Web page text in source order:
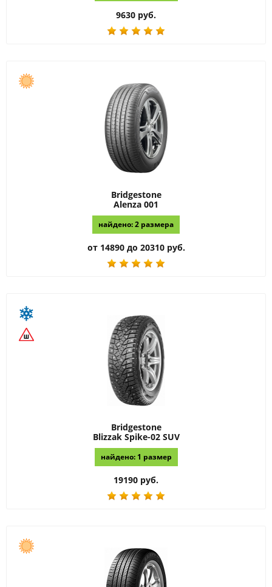
9630 руб.
Bridgestone
Alenza 001
найдено: 2 размера
от 14890 до 20310 руб.
Bridgestone
Blizzak Spike-02 SUV
найдено: 1 размер
19190 руб.